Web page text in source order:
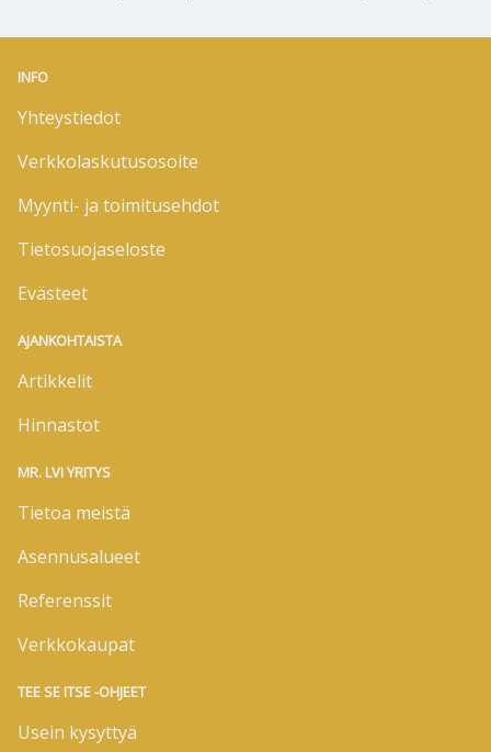
INFO
Yhteystiedot
Verkkolaskutusosoite
Myynti- ja toimitusehdot
Tietosuojaseloste
Evästeet
AJANKOHTAISTA
Artikkelit
Hinnastot
MR. LVI YRITYS
Tietoa meistä
Asennusalueet
Referenssit
Verkkokaupat
TEE SE ITSE -OHJEET
Usein kysyttyä